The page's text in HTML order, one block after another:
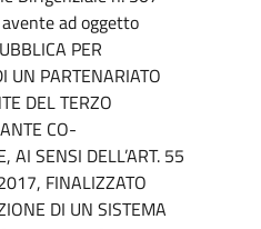
ad oggetto
PER
UN PARTENARIATO
DEL TERZO
CO-
AI SENSI DELL’ART. 55
FINALIZZATO
DI UN SISTEMA